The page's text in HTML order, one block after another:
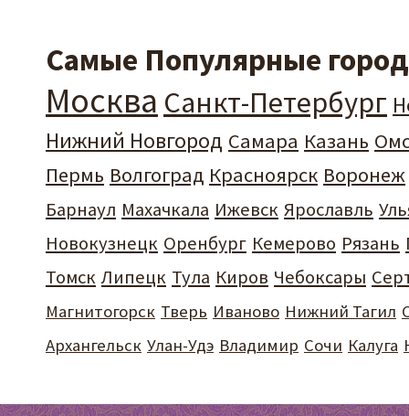
Самые Популярные
Москва Санкт-Петербург
Нижний Новгород Самара Казань
Пермь Волгоград Красноярск Воронеж
Барнаул Махачкала Ижевск Ярославль
Новокузнецк Оренбург Кемерово Рязань
Томск Липецк Тула Киров Чебоксары
Магнитогорск Тверь Иваново Нижний Тагил
Архангельск Улан-Удэ Владимир Сочи Калуга